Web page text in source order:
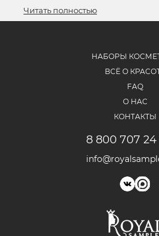
Читать полностью
НАБОРЫ
ВСЁ О
FAQ
О НАС
КОНТАКТЫ
8 800 707 24